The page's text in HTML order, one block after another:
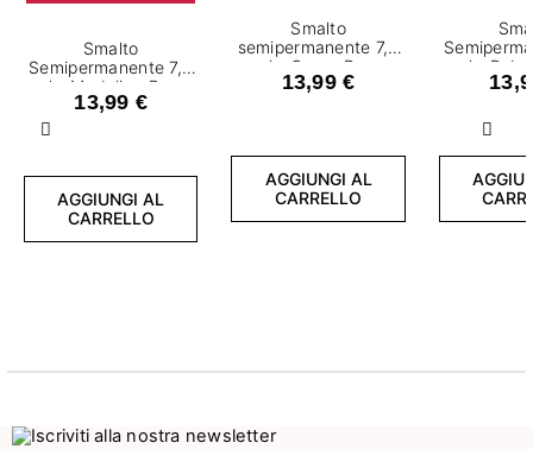
Precedente
Smalto
Semipermanente 7,2
ml - Modeling Base
Calcium Blush
13,99 €
AGGIUNGI AL
CARRELLO
Smalto
semipermanente 7,2
ml - Cover Base
Protein Light Nude
13,99 €
AGGIUNGI AL
CARRELLO
ml -
Rose